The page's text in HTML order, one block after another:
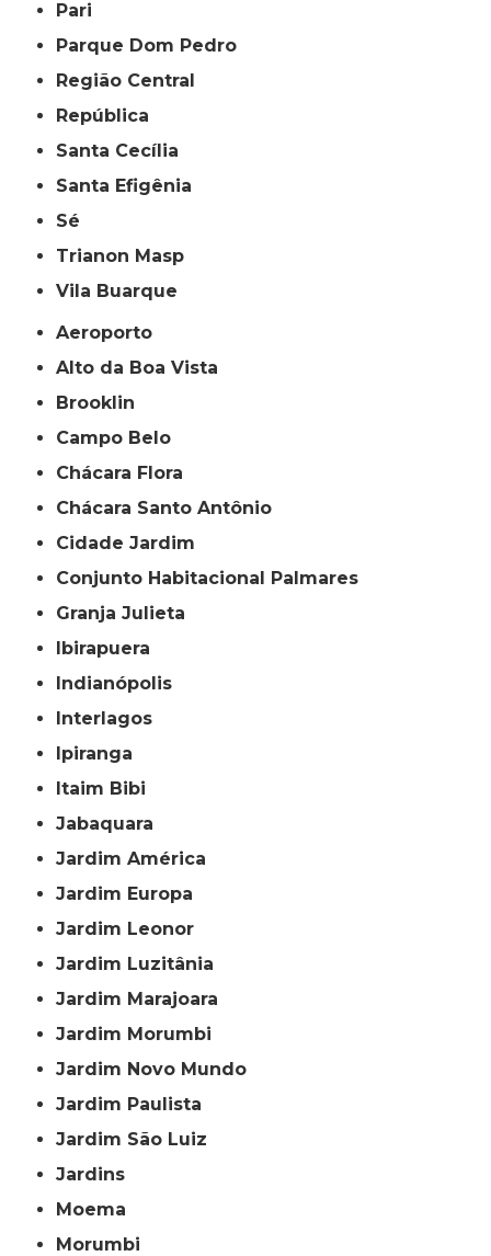
Pari
Parque Dom Pedro
Região Central
República
Santa Cecília
Santa Efigênia
Sé
Trianon Masp
Vila Buarque
Aeroporto
Alto da Boa Vista
Brooklin
Campo Belo
Chácara Flora
Chácara Santo Antônio
Cidade Jardim
Conjunto Habitacional Palmares
Granja Julieta
Ibirapuera
Indianópolis
Interlagos
Ipiranga
Itaim Bibi
Jabaquara
Jardim América
Jardim Europa
Jardim Leonor
Jardim Luzitânia
Jardim Marajoara
Jardim Morumbi
Jardim Novo Mundo
Jardim Paulista
Jardim São Luiz
Jardins
Moema
Morumbi